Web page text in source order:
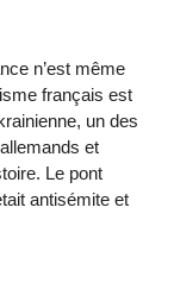
n’est même
français est
un des
et
Le pont
antisémite et